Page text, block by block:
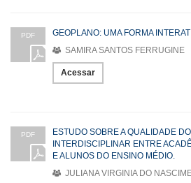
PDF
GEOPLANO: UMA FORMA
SAMIRA SANTOS FERRUGINE
Acessar
PDF
ESTUDO SOBRE A QUALIDADE
INTERDISCIPLINAR ENTRE
E ALUNOS DO ENSINO MÉDIO.
JULIANA VIRGINIA DO